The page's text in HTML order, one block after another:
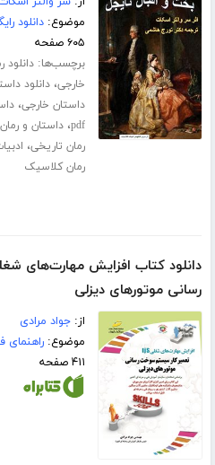
موضوع:دانلود
۶۰۵ صفحه
برچسب‌ها:دانلود
خارجی،دانلود
داستان خارجی،
pdf،داستان و
رمان تاریخی،
رمان کلاسیک
دانلود کتاب افزایش مهارت‌های
رسانی موتورهای دیزلی
از:جواد مرادی
موضوع:راهنمای
۴۱۱ صفحه